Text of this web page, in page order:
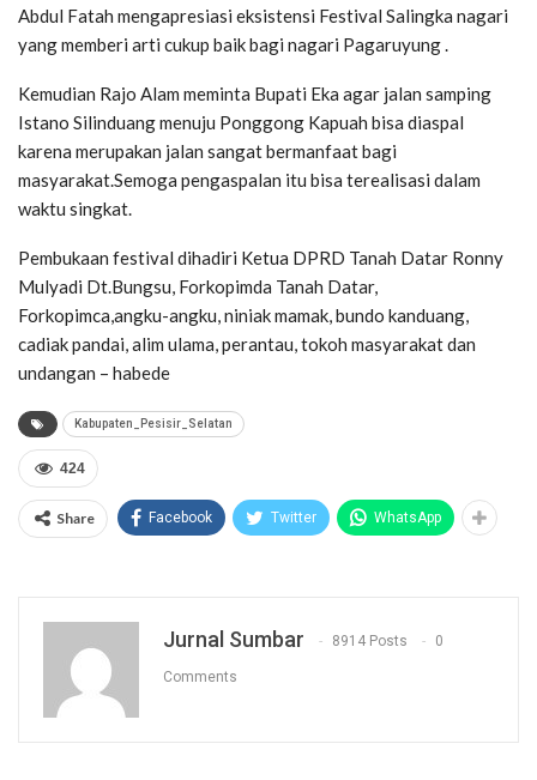
Abdul Fatah mengapresiasi eksistensi Festival Salingka nagari
yang memberi arti cukup baik bagi nagari Pagaruyung .
Kemudian Rajo Alam meminta Bupati Eka agar jalan samping
Istano Silinduang menuju Ponggong Kapuah bisa diaspal
karena merupakan jalan sangat bermanfaat bagi
masyarakat.Semoga pengaspalan itu bisa terealisasi dalam
waktu singkat.
Pembukaan festival dihadiri Ketua DPRD Tanah Datar Ronny
Mulyadi Dt.Bungsu, Forkopimda Tanah Datar,
Forkopimca,angku-angku, niniak mamak, bundo kanduang,
cadiak pandai, alim ulama, perantau, tokoh masyarakat dan
undangan – habede
Kabupaten_Pesisir_Selatan
424
Share Facebook Twitter WhatsApp
Jurnal Sumbar 8914 Posts 0
Comments